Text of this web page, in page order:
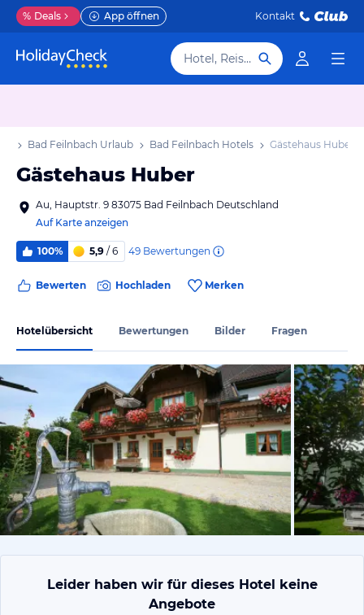
% Deals App öffnen Kontakt
Hotel, Reiseziel
Bad Feilnbach Urlaub Bad Feilnbach Hotels Gästehaus Huber
Gästehaus Huber
Au, Hauptstr. 9 83075 Bad Feilnbach Deutschland
Auf Karte anzeigen
100% 5,9 / 6 49 Bewertungen
Bewerten Hochladen Merken
Hotelübersicht Bewertungen Bilder Fragen
vom
Leider haben wir für dieses Hotel keine
Angebote